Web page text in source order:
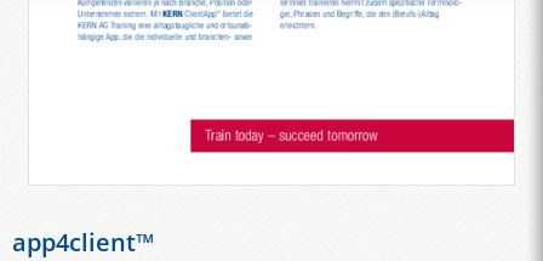
app4client™